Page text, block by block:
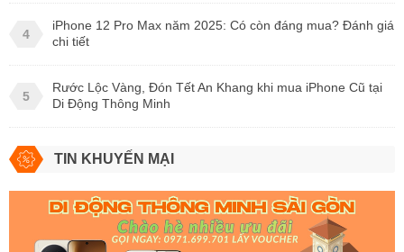
4
iPhone 12 Pro Max năm 2025: Có còn đáng mua? Đánh giá
chi tiết
5
Rước Lộc Vàng, Đón Tết An Khang khi mua iPhone Cũ tại
Di Động Thông Minh
TIN KHUYẾN MẠI